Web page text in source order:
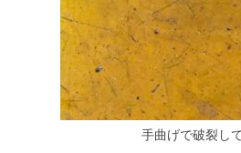
手曲げで破裂し